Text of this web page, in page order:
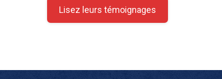
Lisez leurs témoignages